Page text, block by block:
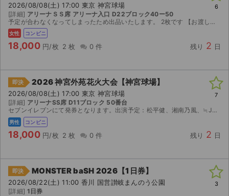
2026/08/08(土) 17:00 東京 神宮球場
[詳細] アリーナＳＳ席 アリーナ入口 D22ブロック40ー50
予定が合わなくなってしまったため出品いたします。 2枚です 【お渡し方法】 番号をお知らせするので、コンビニで発券してしてください。 【注意事項】 公演が中止となった場合のみ、手数料を差し...
女性 コンビニ
18,000 円/枚 2 枚 0 件 残り 2 日
6
即決 2026 神宮外苑花火大会【神宮球場】
2026/08/08(土) 17:00 東京 神宮球場
[詳細] アリーナSS席 D11ブロック 50番台
セブンイレブンにて発券となります。出演予定：松平健、湘南乃風、≒JOY、aoen、nobodyknows+ほか。TOMORROW X TOGETHERとのコラボ花火あり。荒天時は翌日8月9日(日...
男性 コンビニ
18,000 円/枚 2 枚 0 件 残り 2 日
7
即決 MONSTER baSH 2026【1日券】
2026/08/22(土) 11:00 香川 国営讃岐まんのう公園
[詳細] 1日券
3